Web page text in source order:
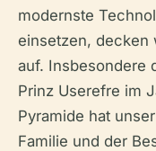
modernste
einsetzen, decken
auf. Insbesondere
Prinz Userefre im
Pyramide hat
Familie und der